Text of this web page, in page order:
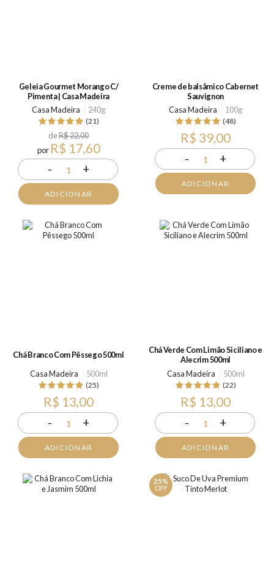
Geleia Gourmet Morango C/
Pimenta | Casa Madeira
Casa Madeira
240g
(21)
deR$ 22,00
por R$ 17,60
- 1 +
ADICIONAR
Creme de balsâmico Cabernet
Sauvignon
Casa Madeira
100g
(48)
R$ 39,00
- 1 +
ADICIONAR
Chá Branco Com Pêssego 500ml
Casa Madeira
500ml
(25)
R$ 13,00
- 1 +
ADICIONAR
Chá Verde Com Limão Siciliano e
Alecrim 500ml
Casa Madeira
500ml
(22)
R$ 13,00
- 1 +
ADICIONAR
25%
OFF